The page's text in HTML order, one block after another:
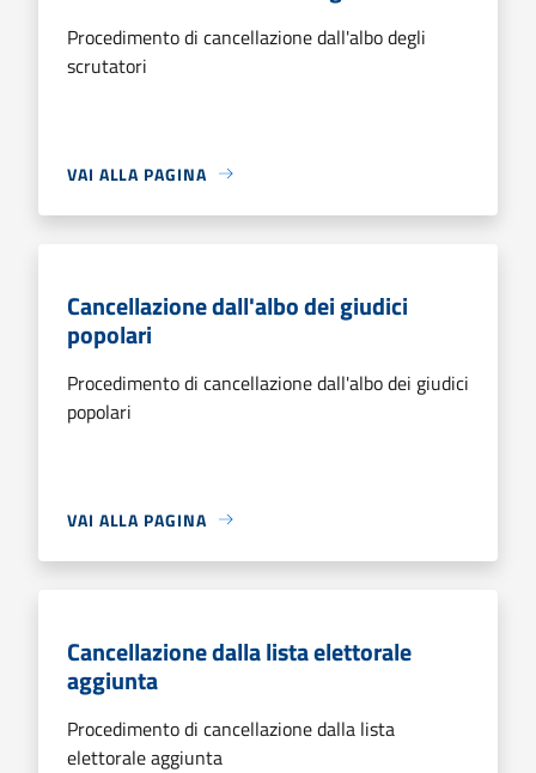
Procedimento di cancellazione dall'albo degli
scrutatori
VAI ALLA PAGINA
Cancellazione dall'albo dei giudici
popolari
Procedimento di cancellazione dall'albo dei giudici
popolari
VAI ALLA PAGINA
Cancellazione dalla lista elettorale
aggiunta
Procedimento di cancellazione dalla lista
elettorale aggiunta